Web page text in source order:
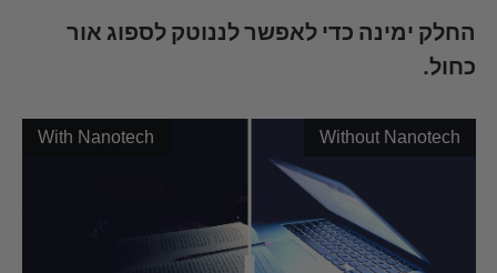
החלק ימינה כדי לאפשר לננוטק לספוג אור
כחול.